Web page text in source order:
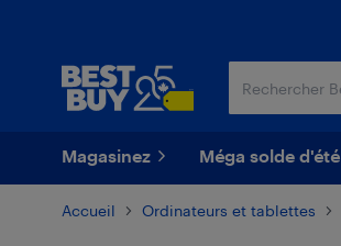
Magasinez Méga solde d'été
Accueil Ordinateurs et tablettes